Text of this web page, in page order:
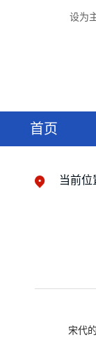
设为
首页
当前位
宋代的